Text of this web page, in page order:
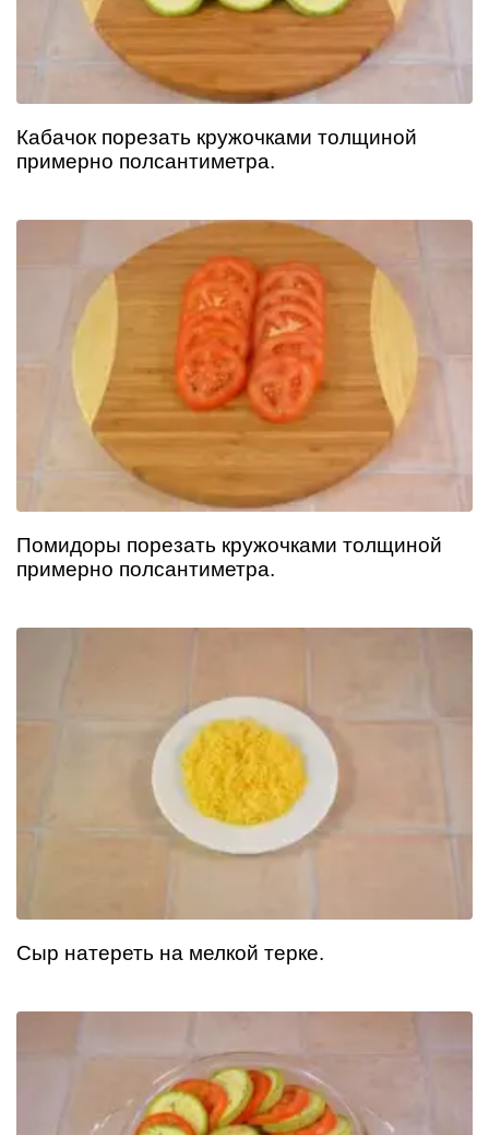
Кабачок порезать кружочками толщиной
примерно полсантиметра.
Помидоры порезать кружочками толщиной
примерно полсантиметра.
Сыр натереть на мелкой терке.